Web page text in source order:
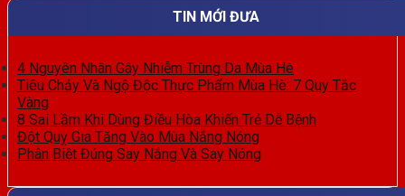
TIN MỚI ĐƯA
4 Nguyên Nhân Gây Nhiễm Trùng Da Mùa Hè
Tiêu Chảy Và Ngộ Độc Thực Phẩm Mùa Hè: 7 Quy Tắc
Vàng
8 Sai Lầm Khi Dùng Điều Hòa Khiến Trẻ Dễ Bệnh
Đột Quỵ Gia Tăng Vào Mùa Nắng Nóng
Phân Biệt Đúng Say Nắng Và Say Nóng